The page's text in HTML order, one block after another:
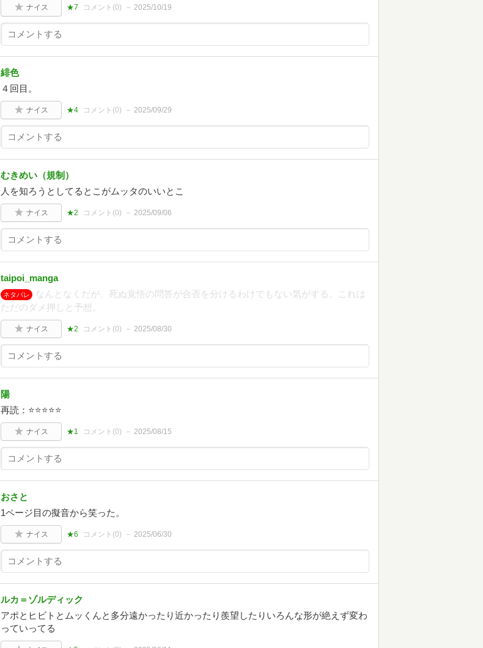
ナイス ★7 コメント(0) 2025/10/19
緋色
４回目。
ナイス ★4 コメント(0) 2025/09/29
むきめい（規制）
人を知ろうとしてるとこがムッタのいいとこ
ナイス ★2 コメント(0) 2025/09/06
taipoi_manga
ネタバレ
なんとなくだが、死ぬ覚悟の問答が合否を分けるわけでもない気がする。これは
ただのダメ押しと予想。
ナイス ★2 コメント(0) 2025/08/30
陽
再読：⭐️⭐️⭐️⭐️⭐️
ナイス ★1 コメント(0) 2025/08/15
おさと
1ページ目の擬音から笑った。
ナイス ★6 コメント(0) 2025/06/30
ルカ＝ゾルディック
アポとヒビトとムッくんと多分遠かったり近かったり羨望したりいろんな形が絶えず変わ
っていってる